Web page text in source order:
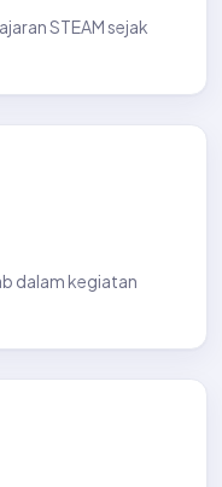
STEAM sejak
dalam kegiatan